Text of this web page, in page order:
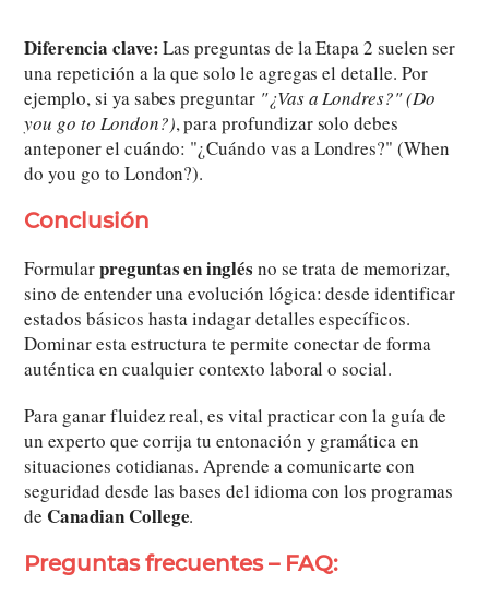
Diferencia clave:Las preguntas de la Etapa 2 suelen ser
una repetición a la que solo le agregas el detalle. Por
ejemplo, si ya sabes preguntar "¿Vas a Londres?" (Do
you go to London?), para profundizar solo debes
anteponer el cuándo: "¿Cuándo vas a Londres?" (When
do you go to London?).
Conclusión
Formularpreguntas en inglés no se trata de memorizar,
sino de entender una evolución lógica: desde identificar
estados básicos hasta indagar detalles específicos.
Dominar esta estructura te permite conectar de forma
auténtica en cualquier contexto laboral o social.
Para ganar fluidez real, es vital practicar con la guía de
un experto que corrija tu entonación y gramática en
situaciones cotidianas. Aprende a comunicarte con
seguridad desde las bases del idioma con los programas
de Canadian College.
Preguntas frecuentes – FAQ: